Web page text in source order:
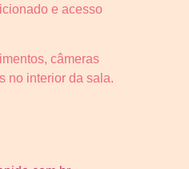
e acesso
câmeras
no interior da sala.